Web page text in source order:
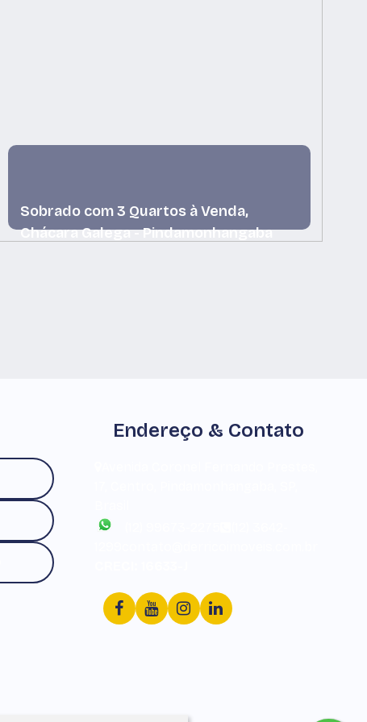
Sobrado com 3 Quartos à Venda,
Chácara Galega - Pindamonhangaba
Endereço & Contato